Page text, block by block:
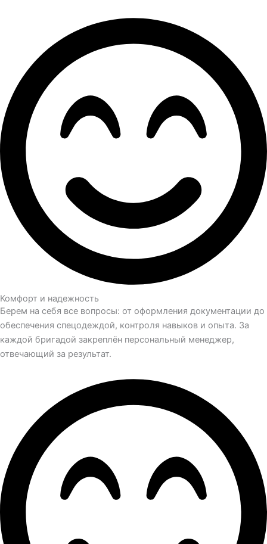
Комфорт и надежность
Берем на себя все вопросы: от оформления документации до
обеспечения спецодеждой, контроля навыков и опыта. За
каждой бригадой закреплён персональный менеджер,
отвечающий за результат.